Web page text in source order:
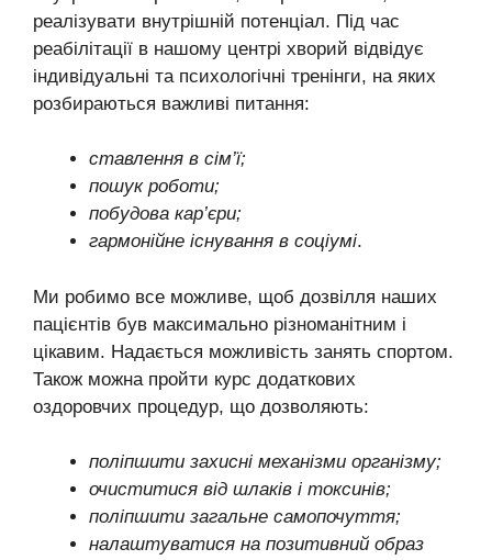
реалізувати внутрішній потенціал. Під час
реабілітації в нашому центрі хворий відвідує
індивідуальні та психологічні тренінги, на яких
розбираються важливі питання:
ставлення в сім’ї;
пошук роботи;
побудова кар’єри;
гармонійне існування в соціумі.
Ми робимо все можливе, щоб дозвілля наших
пацієнтів був максимально різноманітним і
цікавим. Надається можливість занять спортом.
Також можна пройти курс додаткових
оздоровчих процедур, що дозволяють:
поліпшити захисні механізми організму;
очиститися від шлаків і токсинів;
поліпшити загальне самопочуття;
налаштуватися на позитивний образ